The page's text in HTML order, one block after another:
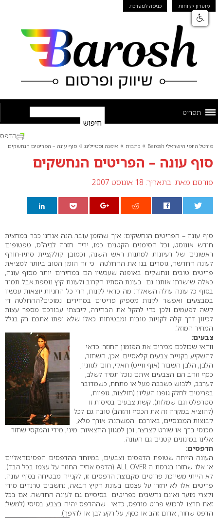
מועדון לקוחות כניסה למערכת
תפריט
פורטל היופי הישראלי Barosh » כתבות » אופנה וסטיילינג » סוף עונה – הפריטים הנחשקים
סוף עונה – הפריטים הנחשקים
פורסם מאת: בתאריך: 18 אוגוסט 2007
הדפס
סוף עונה – הפריטים הנחשקים: איך שהזמן עובר..הנה אנחנו כבר במחצית
חודש אוגוסט, וכל הסימנים הקטנים כמו, יריד חזרה לביה”ס, טפטופים
ראשונים של רעיונות למתנות ראש השנה, וכמובן קולקציית סתיו-חורף
לעונה החדשה, גומרים בנו את ההחלטה כי זה הזמן הטוב ביותר למציאת
פריטים טובים ונחשקים באופנה שעכשיו הם במחירים יותר מסוף עונה,
כאלה שישרתו אותנו גם בעונת הסתיו הקרוב ולעונת קיץ נוספת.אבל תמיד
בסוף כל עונה עולה השאלה: מה כדאי לקנות, הרי כל החניות יוצאות עכשיו
במבצעים ואפשר לקנות מספיק פריטים במחירים נמוכים?ההחלטה די
קשה לפעמים ולכן כדי להקל את הבחירה, קיבצתי עבורכם מספר עצות
לכיוון דרך קלה לקניות טובות ומבטיחות כאלו שלא יפתו אתכם רק בגלל
המחיר המוזל.
צבעים:
וודאי שכולכם מכירים את הפזמון החוזר: כדאי
להשקיע בקניית צבעים קלאסיים. אכן, השחור,
הלבן, הלבן השבור (אוף ווייט) חאקי, חום לגווניו,
כסף וזהב הם הצבעים איתם נוכל תמיד לשלב,
לערבב, ללבוש כשכבה מעל או מתחת, כשמדובר
בפריטים לחלק גופנו העליון (חולצות, גופיות,
סטרפלס וגם שמלות). קשת צבעים בסיסית זו
(להוציא במקרה זה את הכסף והזהב) טובה גם לכל
קבוצות המכנסיים, באורכם המשתנה: אורך מלא,
מכנסי ברך או שורט קצרצר, וכן למגוון החצאיות: מיני, מידי והמקסי שחזר
אלינו במינונים קטנים גם העונה.
הדפסים:
העונה הייתה שטופת הדפסים וצבעים, במיוחד ההדפסים הפסיכודאליים
או אלו שחזרו בגרסת ה ALL OVER (הדפס אחיד החוזר על עצמו בכל הבד).
לא הייתי משייכת פריטים מקבוצת הדפסים זו, לקנייה מבטיחה בסוף עונה.
פריטים אלו לא יחזרו על עצמם בעונת הקיץ הבאה, נחשבים טרנדים מידי
וקצרי מועד ואינם נחשבים כפריטים בסיסיים גם לעונה החדשה. אם בכל
זאת תרצו לרכוש פריט מודפס, כדאי שההדפס יהיה בצבע בסיסי (למשל:
הדפס שחור, אדום זהב או כסף, על רקע לבן או להיפך).